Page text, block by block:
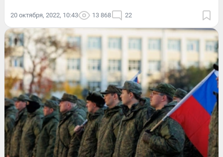
20 октября, 2022, 10:43 13 868 22